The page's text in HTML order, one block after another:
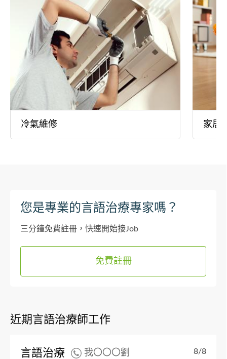
冷氣維修 家居
您是專業的言語治療專家嗎？
三分鐘免費註冊，快速開始接Job
免費註冊
近期言語治療師工作
言語治療 我〇〇〇劉 8/8